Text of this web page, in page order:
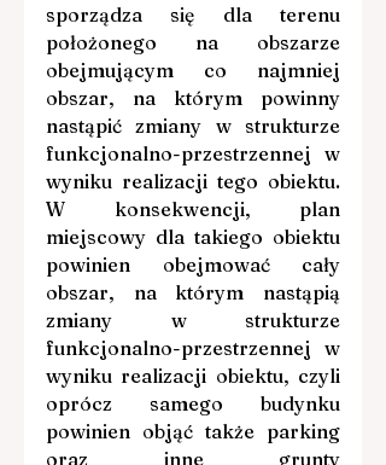
sporządza się dla terenu
położonego na obszarze
obejmującym co najmniej
obszar, na którym powinny
nastąpić zmiany w strukturze
funkcjonalno-przestrzennej w
wyniku realizacji tego obiektu.
W konsekwencji, plan
miejscowy dla takiego obiektu
powinien obejmować cały
obszar, na którym nastąpią
zmiany w strukturze
funkcjonalno-przestrzennej w
wyniku realizacji obiektu, czyli
oprócz samego budynku
powinien objąć także parking
oraz inne grunty